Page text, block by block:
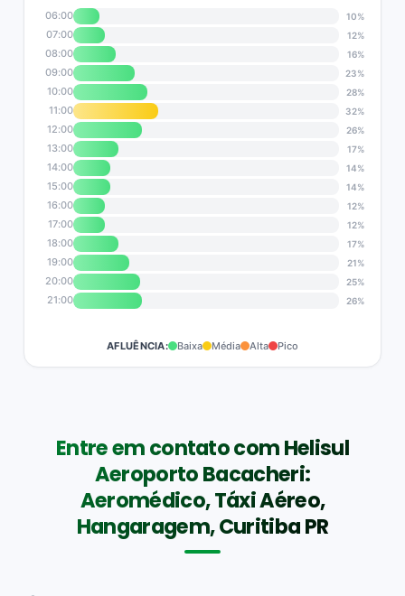
06:00 10%
07:00 12%
08:00 16%
09:00 23%
10:00 28%
11:00 32%
12:00 26%
13:00 17%
14:00 14%
15:00 14%
16:00 12%
17:00 12%
18:00 17%
19:00 21%
20:00 25%
21:00 26%
AFLUÊNCIA: Baixa Média Alta Pico
Entre em contato com Helisul
Aeroporto Bacacheri:
Aeromédico, Táxi Aéreo,
Hangaragem, Curitiba PR